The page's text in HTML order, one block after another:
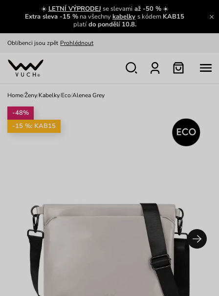
☀️ LETNÍ VÝPRODEJ se slevamiaž -50 %☀️
Extra sleva -15 % na všechnykabelky s kódem KAB15
platído pondělí 10.8.
Zajímavosti ze světa Vuch:
Zobrazit
Oblíbenci jsou zpět Prohlédnout
Nech se inspirovat
Home/Ženy/Kabelky/Eco/Alenea Grey
-48%
-15 %: KAB15